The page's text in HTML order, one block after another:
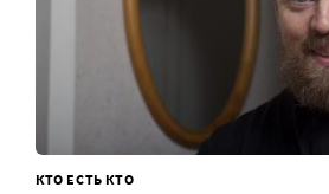
КТО ЕСТЬ КТО